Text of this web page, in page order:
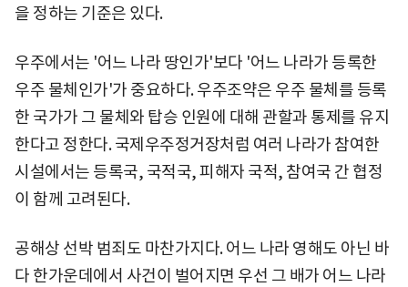
을 정하는 기준은 있다.
우주에서는 '어느 나라 땅인가'보다 '어느 나라가 등록한
우주 물체인가'가 중요하다. 우주조약은 우주 물체를 등록
한 국가가 그 물체와 탑승 인원에 대해 관할과 통제를 유지
한다고 정한다. 국제우주정거장처럼 여러 나라가 참여한
시설에서는 등록국, 국적국, 피해자 국적, 참여국 간 협정
이 함께 고려된다.
공해상 선박 범죄도 마찬가지다. 어느 나라 영해도 아닌 바
다 한가운데에서 사건이 벌어지면 우선 그 배가 어느 나라